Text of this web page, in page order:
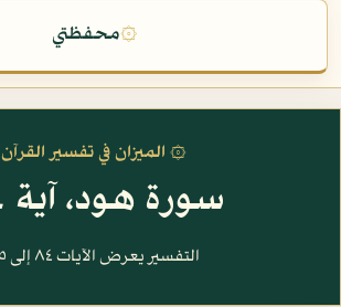
۞محفظتي
۞ الميزان في تفسير القرآن
سورة هود، آية ٨٤
التفسير يعرض الآيات ٨٤ إلى ٩٥